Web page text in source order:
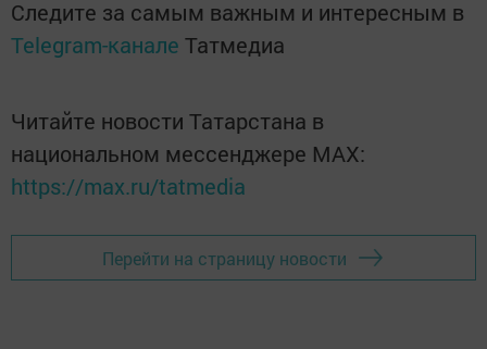
Следите за самым важным и интересным в
Telegram-канале Татмедиа
Читайте новости Татарстана в
национальном мессенджере MАХ:
https://max.ru/tatmedia
Перейти на страницу новости